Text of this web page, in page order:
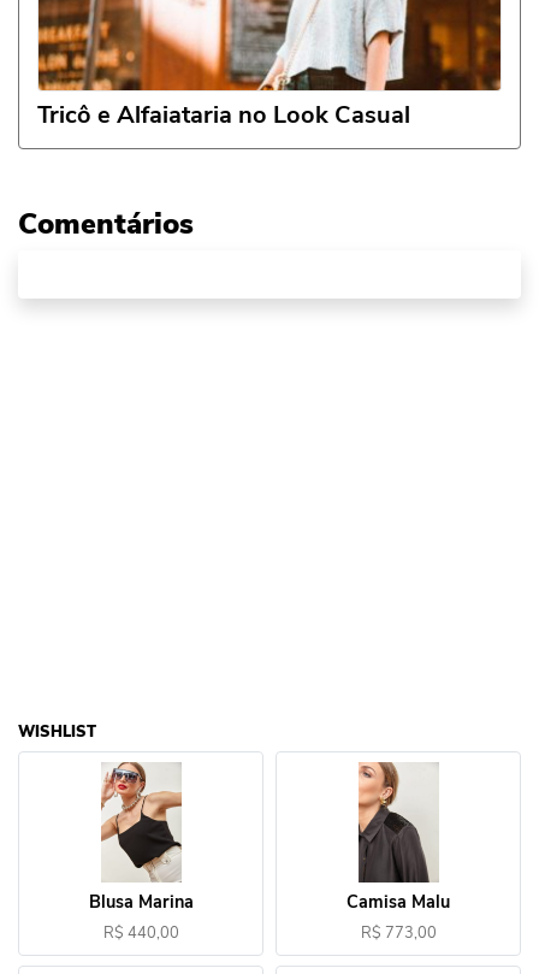
Tricô e Alfaiataria no Look Casual
Comentários
WISHLIST
Blusa Marina
R$ 440,00
Camisa Malu
R$ 773,00